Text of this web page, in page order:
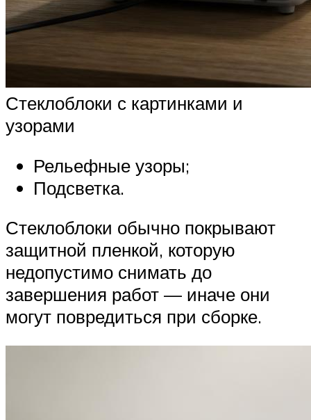
Стеклоблоки с картинками и
узорами
Рельефные узоры;
Подсветка.
Стеклоблоки обычно покрывают
защитной пленкой, которую
недопустимо снимать до
завершения работ — иначе они
могут повредиться при сборке.